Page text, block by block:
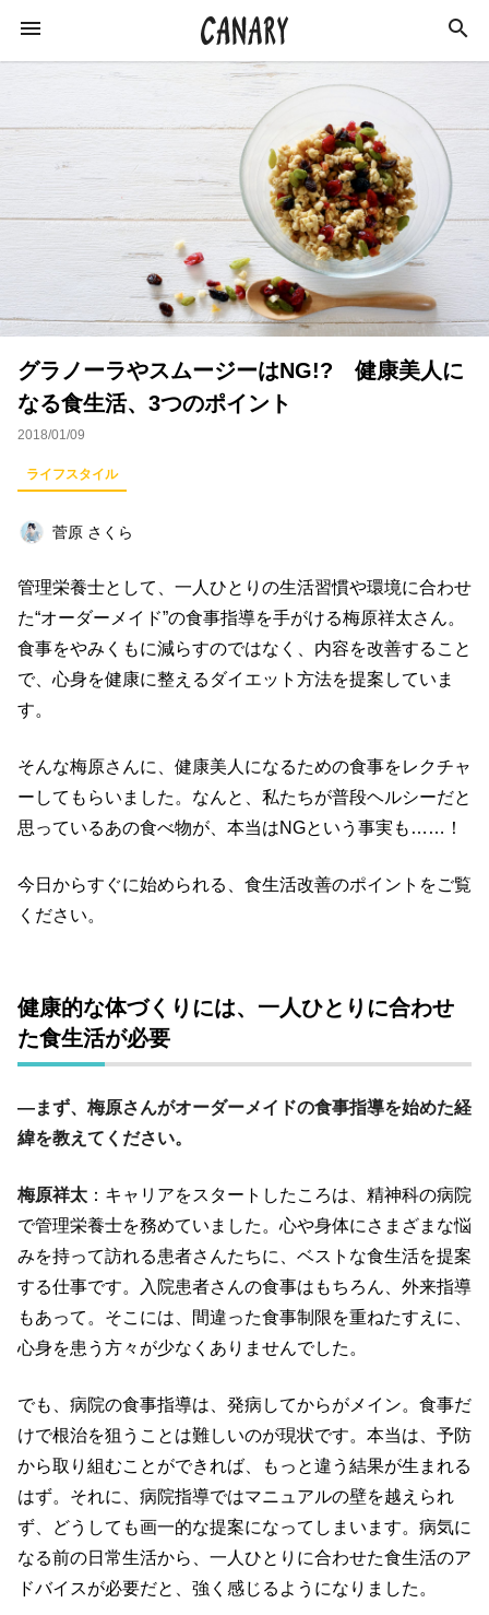
KEYWORD
キーワード
カルチャー ライフスタイル 学び
健康 スキルアップ ダイエット 美容
エンターテインメント インタビュー
ライフハック
オフ会レポート クリエイター グルメ
社会 ファッション 音楽 海外
コミュニティ
グラノーラやスムージーはNG!? 健康美人に
なる食生活、3つのポイント
2018/01/09
ライフスタイル
菅原 さくら
管理栄養士として、一人ひとりの生活習慣や環境に合わせ
た“オーダーメイド”の食事指導を手がける梅原祥太さん。
食事をやみくもに減らすのではなく、内容を改善すること
で、心身を健康に整えるダイエット方法を提案していま
す。
そんな梅原さんに、健康美人になるための食事をレクチャ
ーしてもらいました。なんと、私たちが普段ヘルシーだと
思っているあの食べ物が、本当はNGという事実も……！
今日からすぐに始められる、食生活改善のポイントをご覧
ください。
健康的な体づくりには、一人ひとりに合わせ
た食生活が必要
―まず、梅原さんがオーダーメイドの食事指導を始めた経
緯を教えてください。
梅原祥太 ：キャリアをスタートしたころは、精神科の病院
で管理栄養士を務めていました。心や身体にさまざまな悩
みを持って訪れる患者さんたちに、ベストな食生活を提案
する仕事です。入院患者さんの食事はもちろん、外来指導
もあって。そこには、間違った食事制限を重ねたすえに、
心身を患う方々が少なくありませんでした。
でも、病院の食事指導は、発病してからがメイン。食事だ
けで根治を狙うことは難しいのが現状です。本当は、予防
から取り組むことができれば、もっと違う結果が生まれる
はず。それに、病院指導ではマニュアルの壁を越えられ
ず、どうしても画一的な提案になってしまいます。病気に
なる前の日常生活から、一人ひとりに合わせた食生活のア
ドバイスが必要だと、強く感じるようになりました。